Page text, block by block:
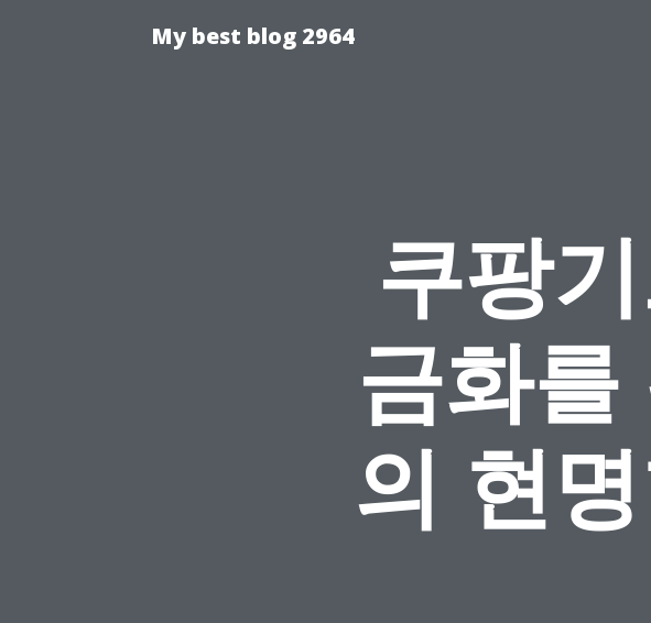
My best blog 2964
쿠팡
금화
의 현